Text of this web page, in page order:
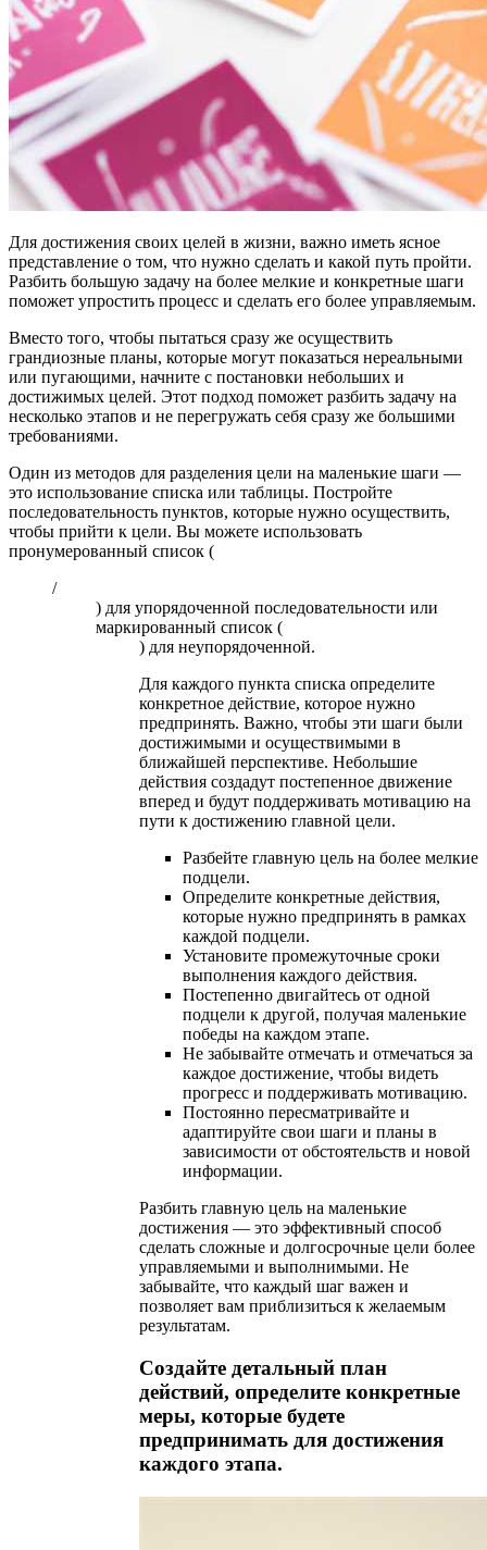
Для достижения своих целей в жизни, важно иметь ясное
представление о том, что нужно сделать и какой путь пройти.
Разбить большую задачу на более мелкие и конкретные шаги
поможет упростить процесс и сделать его более управляемым.
Вместо того, чтобы пытаться сразу же осуществить
грандиозные планы, которые могут показаться нереальными
или пугающими, начните с постановки небольших и
достижимых целей. Этот подход поможет разбить задачу на
несколько этапов и не перегружать себя сразу же большими
требованиями.
Один из методов для разделения цели на маленькие шаги —
это использование списка или таблицы. Постройте
последовательность пунктов, которые нужно осуществить,
чтобы прийти к цели. Вы можете использовать
пронумерованный список (
/
) для упорядоченной последовательности или
маркированный список (
) для неупорядоченной.
Для каждого пункта списка определите
конкретное действие, которое нужно
предпринять. Важно, чтобы эти шаги были
достижимыми и осуществимыми в
ближайшей перспективе. Небольшие
действия создадут постепенное движение
вперед и будут поддерживать мотивацию на
пути к достижению главной цели.
Разбейте главную цель на более мелкие
подцели.
Определите конкретные действия,
которые нужно предпринять в рамках
каждой подцели.
Установите промежуточные сроки
выполнения каждого действия.
Постепенно двигайтесь от одной
подцели к другой, получая маленькие
победы на каждом этапе.
Не забывайте отмечать и отмечаться за
каждое достижение, чтобы видеть
прогресс и поддерживать мотивацию.
Постоянно пересматривайте и
адаптируйте свои шаги и планы в
зависимости от обстоятельств и новой
информации.
Разбить главную цель на маленькие
достижения — это эффективный способ
сделать сложные и долгосрочные цели более
управляемыми и выполнимыми. Не
забывайте, что каждый шаг важен и
позволяет вам приблизиться к желаемым
результатам.
Создайте детальный план
действий, определите конкретные
меры, которые будете
предпринимать для достижения
каждого этапа.